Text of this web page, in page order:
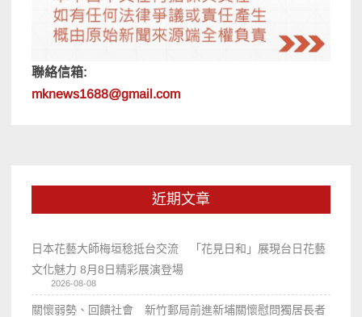
聯絡信箱:
mknews1688@gmail.com
近期文章
日本花藝大師梅垣稔抵台交流 「花見日和」展現台日花藝
文化魅力 8月8日精彩展演登場
2026-08-08
關懷弱勢、回饋社會 新竹郵局前進新埔關懷慰問獨居長者